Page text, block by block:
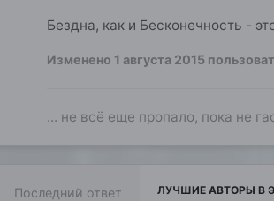
Бездна, как и Бесконечность -
Изменено 1 августа 2015
... не всё еще пропало, пока не
Последний ответ ЛУЧШИЕ АВТОРЫ В